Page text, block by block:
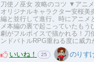
刀使ノ巫女 攻略のコツ ▼アニ
オリジナルキャラクター安桜美
編と並行して進行。時にアニメ
メ本編の裏で起こっていたもう
劇がフルボイスで描かれる！
ンドバトルRPG重ねる度に威
いいね！ 25 のりす